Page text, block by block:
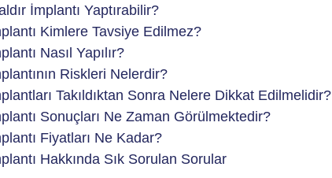
İmplantı Yaptırabilir?
Kimlere Tavsiye Edilmez?
Nasıl Yapılır?
Riskleri Nelerdir?
Takıldıktan Sonra Nelere Dikkat Edilmelidir?
Sonuçları Ne Zaman Görülmektedir?
Fiyatları Ne Kadar?
Hakkında Sık Sorulan Sorular